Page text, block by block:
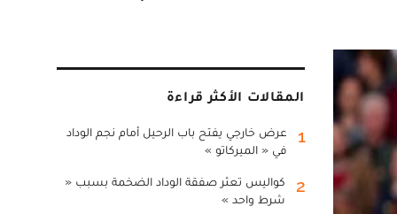
المقالات الأكثر قراءة
1
عرض خارجي يفتح باب الرحيل أمام نجم الوداد
في « الميركاتو »
2
كواليس تعثر صفقة الوداد الضخمة بسبب «
شرط واحد »